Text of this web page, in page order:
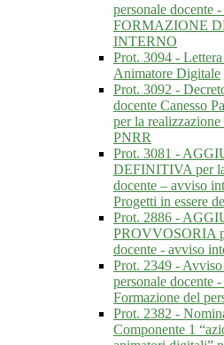
personale
FORMAZIONE
INTERNO
Prot. 3094 -
Animatore Digitale
Prot. 3092 -
docente Canesso
per la
PNRR
Prot. 3081 -
DEFINITIVA per
docente – avviso
Progetti in essere
Prot. 2886 -
PROVVOSORIA
docente - avviso
Prot. 2349 -
personale docente
Formazione del
Prot. 2382 -
Componente 1